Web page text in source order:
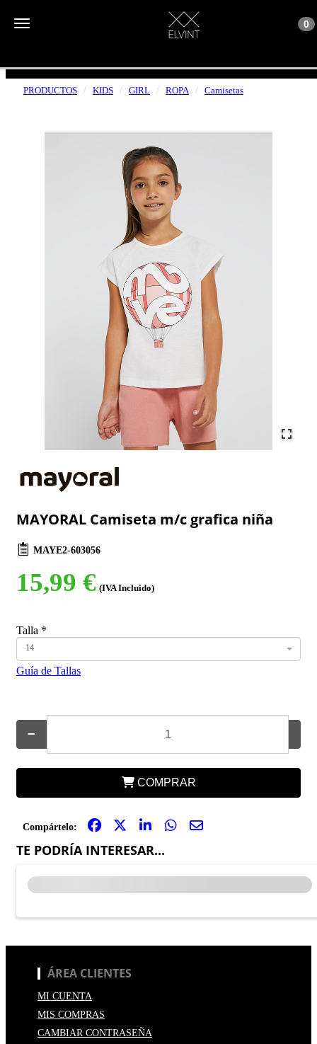
Toggle navigation Toggle
0
ENVÍOS GRATUITOS A PARTIR DE 50€
PRODUCTOS KIDS GIRL ROPA Camisetas
MAYORAL Camiseta m/c grafica niña
MAYE2-603056
15,99 € (IVA Incluido)
Talla *
14
Guía de Tallas
−
COMPRAR
Compártelo:
TE PODRÍA INTERESAR...
ÁREA CLIENTES
MI CUENTA
MIS COMPRAS
CAMBIAR CONTRASEÑA